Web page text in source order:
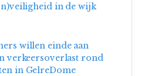
in de wijk
willen einde aan
verkeersoverlast rond
in GelreDome